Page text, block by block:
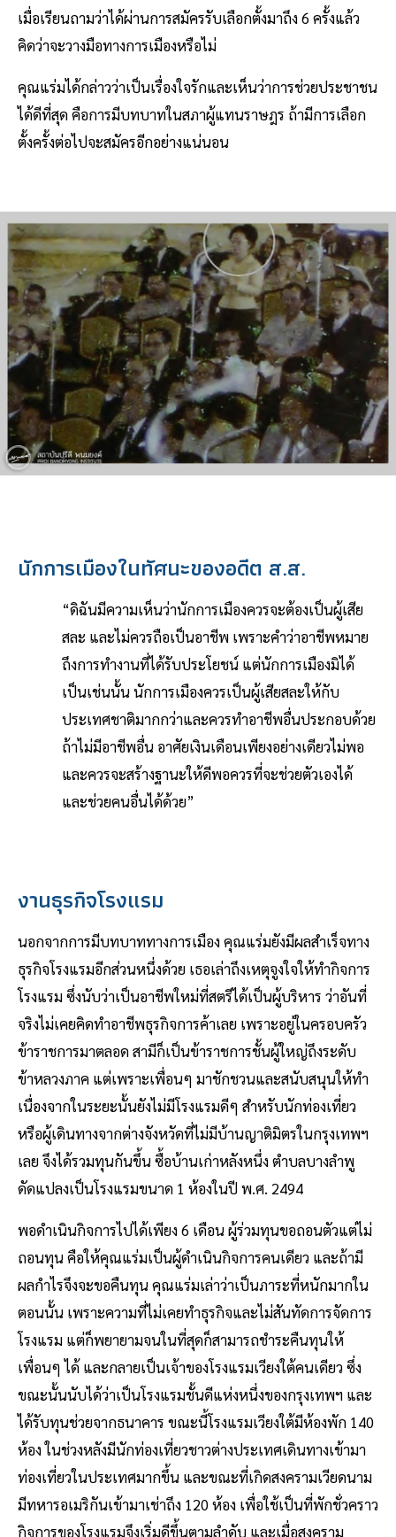
เมื่อเรียนถามว่าได้ผ่านการสมัครรับเลือกตั้งมาถึง 6 ครั้งแล้ว
คิดว่าจะวางมือทางการเมืองหรือไม่
คุณแร่มได้กล่าวว่าเป็นเรื่องใจรักและเห็นว่าการช่วยประชาชน
ได้ดีที่สุด คือการมีบทบาทในสภาผู้แทนราษฎร ถ้ามีการเลือก
ตั้งครั้งต่อไปจะสมัครอีกอย่างแน่นอน
นักการเมืองในทัศนะของอดีต ส.ส.
“ดิฉันมีความเห็นว่านักการเมืองควรจะต้องเป็นผู้เสีย
สละ และไม่ควรถือเป็นอาชีพ เพราะคำว่าอาชีพหมาย
ถึงการทำงานที่ได้รับประโยชน์ แต่นักการเมืองมิได้
เป็นเช่นนั้น นักการเมืองควรเป็นผู้เสียสละให้กับ
ประเทศชาติมากกว่าและควรทำอาชีพอื่นประกอบด้วย
ถ้าไม่มีอาชีพอื่น อาศัยเงินเดือนเพียงอย่างเดียวไม่พอ
และควรจะสร้างฐานะให้ดีพอควรที่จะช่วยตัวเองได้
และช่วยคนอื่นได้ด้วย”
งานธุรกิจโรงแรม
นอกจากการมีบทบาททางการเมือง คุณแร่มยังมีผลสำเร็จทาง
ธุรกิจโรงแรมอีกส่วนหนึ่งด้วย เธอเล่าถึงเหตุจูงใจให้ทำกิจการ
โรงแรม ซึ่งนับว่าเป็นอาชีพใหม่ที่สตรีได้เป็นผู้บริหาร ว่าอันที่
จริงไม่เคยคิดทำอาชีพธุรกิจการค้าเลย เพราะอยู่ในครอบครัว
ข้าราชการมาตลอด สามีก็เป็นข้าราชการชั้นผู้ใหญ่ถึงระดับ
ข้าหลวงภาค แต่เพราะเพื่อนๆ มาชักชวนและสนับสนุนให้ทำ
เนื่องจากในระยะนั้นยังไม่มีโรงแรมดีๆ สำหรับนักท่องเที่ยว
หรือผู้เดินทางจากต่างจังหวัดที่ไม่มีบ้านญาติมิตรในกรุงเทพฯ
เลย จึงได้รวมทุนกันขึ้น ซื้อบ้านเก่าหลังหนึ่ง ตำบลบางลำพู
ดัดแปลงเป็นโรงแรมขนาด 1 ห้องในปี พ.ศ. 2494
พอดำเนินกิจการไปได้เพียง 6 เดือน ผู้ร่วมทุนขอถอนตัวแต่ไม่
ถอนทุน คือให้คุณแร่มเป็นผู้ดำเนินกิจการคนเดียว และถ้ามี
ผลกำไรจึงจะขอคืนทุน คุณแร่มเล่าว่าเป็นภาระที่หนักมากใน
ตอนนั้น เพราะความที่ไม่เคยทำธุรกิจและไม่สันทัดการจัดการ
โรงแรม แต่ก็พยายามจนในที่สุดก็สามารถชำระคืนทุนให้
เพื่อนๆ ได้ และกลายเป็นเจ้าของโรงแรมเวียงใต้คนเดียว ซึ่ง
ขณะนั้นนับได้ว่าเป็นโรงแรมชั้นดีแห่งหนึ่งของกรุงเทพฯ และ
ได้รับทุนช่วยจากธนาคาร ขณะนี้โรงแรมเวียงใต้มีห้องพัก 140
ห้อง ในช่วงหลังมีนักท่องเที่ยวชาวต่างประเทศเดินทางเข้ามา
ท่องเที่ยวในประเทศมากขึ้น และขณะที่เกิดสงครามเวียดนาม
มีทหารอเมริกันเข้ามาเช่าถึง 120 ห้อง เพื่อใช้เป็นที่พักชั่วคราว
กิจการของโรงแรมจึงเริ่มดีขึ้นตามลำดับ และเมื่อสงคราม